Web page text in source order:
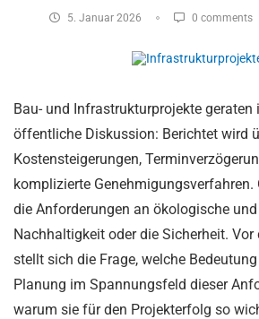
5. Januar 2026 0 comments
Bau- und Infrastrukturprojekte geraten
öffentliche Diskussion: Berichtet wird
Kostensteigerungen,
komplizierte Genehmigungsverfahren.
die Anforderungen an ökologische
Nachhaltigkeit oder die Sicherheit. Vor
stellt sich die Frage, welche
Planung im Spannungsfeld dieser
warum sie für den Projekterfolg so